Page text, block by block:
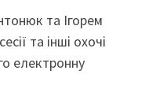
та Ігорем
та інші охочі
електронну